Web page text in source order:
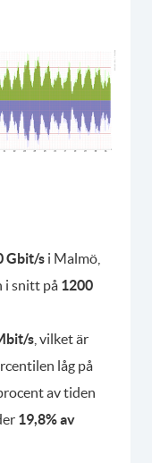
Gbit/s i Malmö,
i snitt på 1200
s , vilket är
låg på
av tiden
19,8% av